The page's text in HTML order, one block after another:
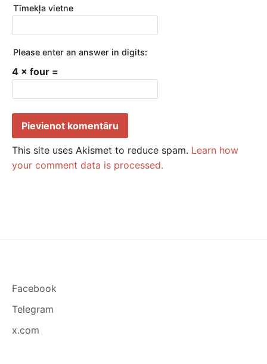
Tīmekļa vietne
Please enter an answer in digits:
4 × four =
This site uses Akismet to reduce spam. Learn how
your comment data is processed.
Facebook
Telegram
x.com